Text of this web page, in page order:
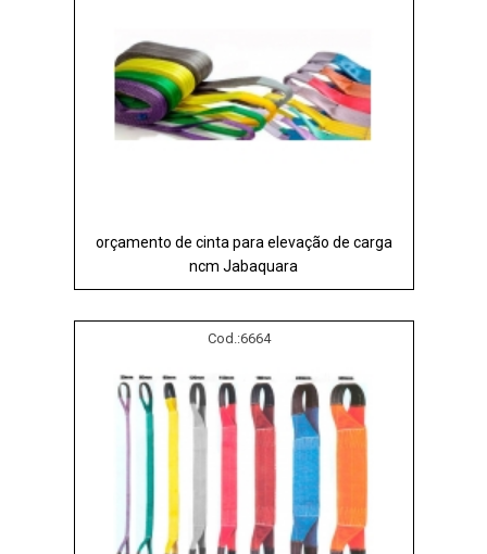
orçamento de cinta para elevação de carga
ncm Jabaquara
Cod.:6664